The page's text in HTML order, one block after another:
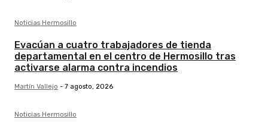
Noticias Hermosillo
Evacúan a cuatro trabajadores de tienda
departamental en el centro de Hermosillo tras
activarse alarma contra incendios
Martín Vallejo - 7 agosto, 2026
Noticias Hermosillo